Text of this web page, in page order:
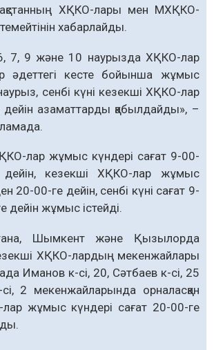
ХҚКО-лары мен МХҚКО-
хабарлайды.
7, 9 және 10 наурызда ХҚКО-лар
әдеттегі кесте бойынша жұмыс
сенбі күні кезекші ХҚКО-лар
дейін азаматтарды қабылдайды», –
лар жұмыс күндері сағат 9-00-
кезекші ХҚКО-лар жұмыс
20-00-ге дейін, сенбі күні сағат 9-
дейін жұмыс істейді.
Шымкент және Қызылорда
ХҚКО-лардың мекенжайлары
Иманов к-сі, 20, Сәтбаев к-сі, 25
2 мекенжайларында орналасқан
жұмыс күндері сағат 20-00-ге